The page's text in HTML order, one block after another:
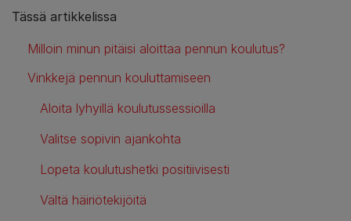
Tässä artikkelissa
Milloin minun pitäisi aloittaa pennun koulutus?
Vinkkejä pennun kouluttamiseen
Aloita lyhyillä koulutussessioilla
Valitse sopivin ajankohta
Lopeta koulutushetki positiivisesti
Vältä häiriötekijöitä